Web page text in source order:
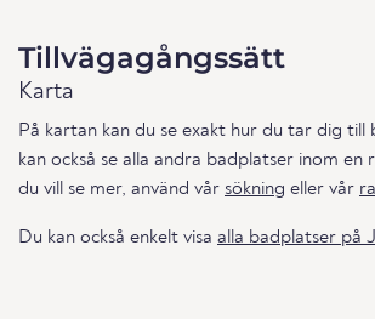
Tillvägagångssätt
Karta
På kartan kan du se exakt hur du tar dig till
kan också se alla andra badplatser inom en
du vill se mer, använd vår sökning eller vår
Du kan också enkelt visa alla badplatser på